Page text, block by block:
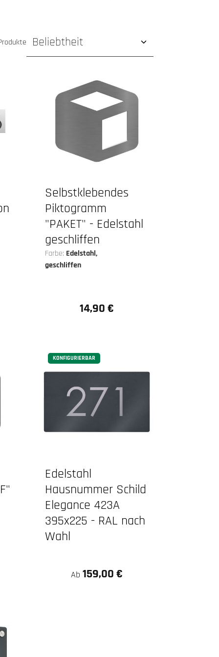
Selbstklebendes
Piktogramm
"PAKET" - Edelstahl
geschliffen
Farbe: Edelstahl,
geschliffen
Regulärer Preis:
14,90 €
KONFIGURIERBAR
Edelstahl
Hausnummer Schild
Elegance 423A
395x225 - RAL nach
Wahl
Ab 159,00 €